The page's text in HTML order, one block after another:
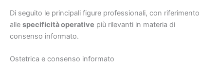
Di seguito le principali figure professionali, con riferimento
alle specificità operative più rilevanti in materia di
consenso informato.
Ostetrica e consenso informato